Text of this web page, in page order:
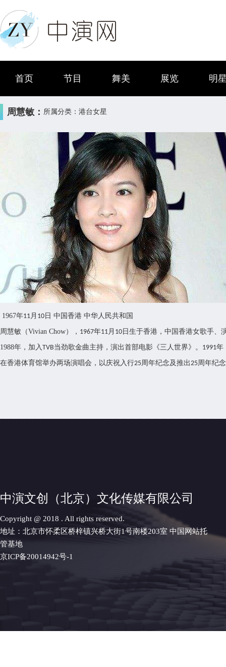
首页 节目 舞美 展览 明
周慧敏： 所属分类：港台女星
1967年11月 10 日 中国香港 中华人民共和国
周慧敏（Vivian Chow）， 1967年11月 10 日生于香港，中国香港女歌手、
1988年，加入TVB当劲歌金曲主持，演出首部电影《三人世界》。 1991年
在香港体育馆举办两场演唱会，以庆祝入行25周年纪念及推出25周年纪念
中演文创（北京）文化传媒有限公司
Copyright @ 2018 . All rights reserved.
地址：北京市怀柔区桥梓镇兴桥大街1号南楼203室 中国网站托
管基地
京ICP备20014942号-1